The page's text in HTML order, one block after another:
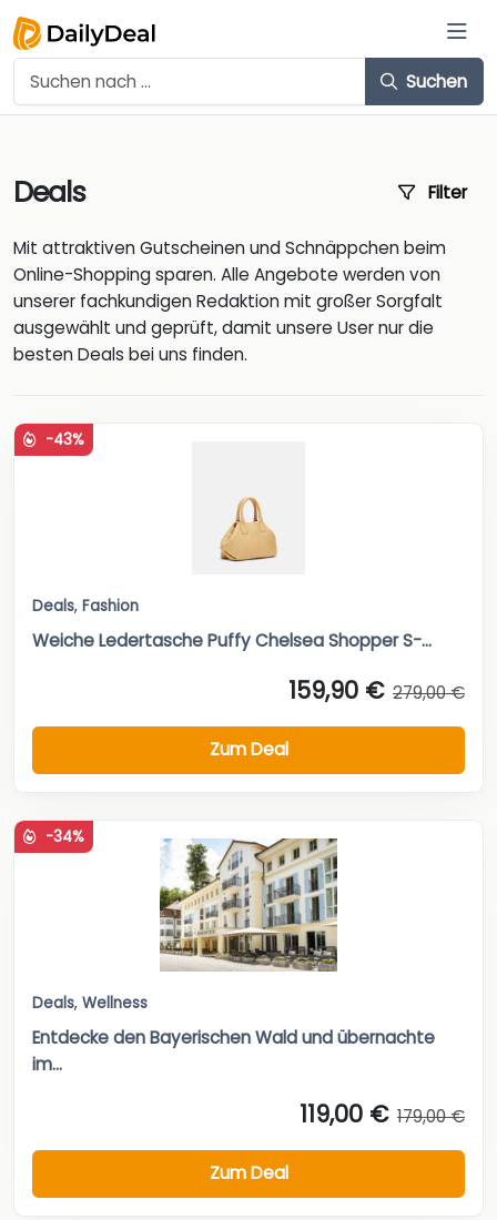
Suchen
Deals Filter
Mit attraktiven Gutscheinen und Schnäppchen beim
Online-Shopping sparen. Alle Angebote werden von
unserer fachkundigen Redaktion mit großer Sorgfalt
ausgewählt und geprüft, damit unsere User nur die
besten Deals bei uns finden.
-43%
Deals, Fashion
Weiche Ledertasche Puffy Chelsea Shopper S-...
159,90 € 279,00 €
Zum Deal
-34%
Deals, Wellness
Entdecke den Bayerischen Wald und übernachte
im...
119,00 € 179,00 €
Zum Deal